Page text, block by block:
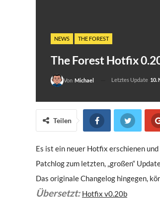
NEWS THE FOREST
The Forest Hotfix
Von Michael Letztes Update 10.
Teilen
Es ist ein neuer Hotfix erschienen
Patchlog zum letzten, „großen“
Das originale Changelog hingegen,
Übersetzt: Hotfix v0.20b